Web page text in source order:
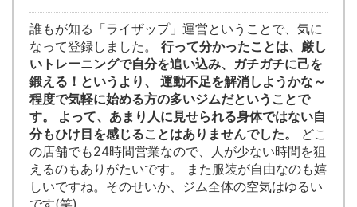
誰もが知る「ライザップ」運営ということで、気に
なって登録しました。 行って分かったことは、厳し
いトレーニングで自分を追い込み、ガチガチに己を
鍛える！というより、 運動不足を解消しようかな～
程度で気軽に始める方の多いジムだということで
す。 よって、あまり人に見せられる身体ではない自
分もひけ目を感じることはありませんでした。
どこ
の店舗でも24時間営業なので、人が少ない時間を狙
えるのもありがたいです。 また服装が自由なのも嬉
しいですね。そのせいか、ジム全体の空気はゆるい